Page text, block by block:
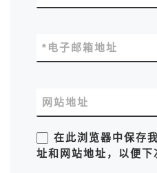
电子邮箱地址
*
网站地址
在此浏览器中保存
址和网站地址，以便下